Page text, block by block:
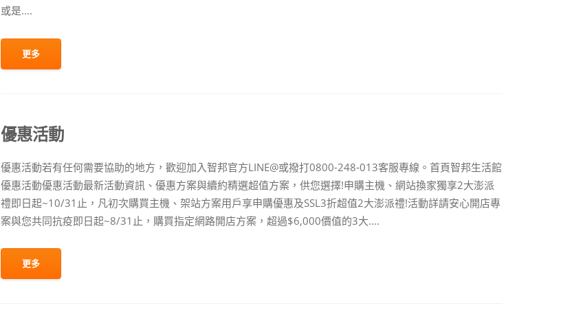
或是....
更多
優惠活動
優惠活動若有任何需要協助的地方，歡迎加入智邦官方LINE@或撥打0800-248-013客服專線。首頁智邦生活館
優惠活動優惠活動最新活動資訊、優惠方案與續約精選超值方案，供您選擇!申購主機、網站換家獨享2大澎派
禮即日起~10/31止，凡初次購買主機、架站方案用戶享申購優惠及SSL3折超值2大澎派禮!活動詳請安心開店專
案與您共同抗疫即日起~8/31止，購買指定網路開店方案，超過$6,000價值的3大....
更多